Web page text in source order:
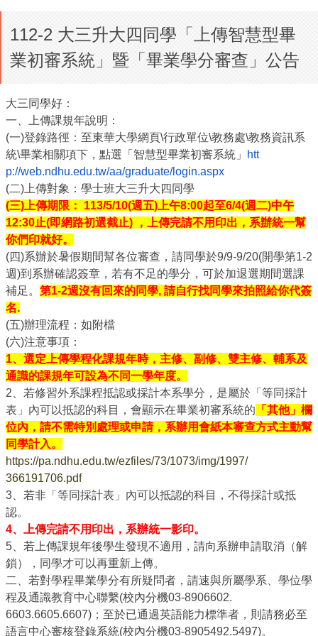
112-2 大三升大四同學「上傳智慧型畢
業初審系統」暨「畢業學分審查」公告
大三同學好：
一、上傳課規年說明 ：
(一)登錄路徑：至東華大學網頁\行政單位\教務處\教務資訊系
統\畢業相關項下，點選「智慧型畢業初審系統」
htt
p://web.ndhu.edu.tw/aa/graduate/login.aspx
(二) 上傳對象：學士班大三升大四同學
(三) 上傳期限： 113/5/10(週五)上午8:00起至6/4(週二)中午
12:30止(即網路初選截止) ，
上傳完請不用印出，系辦統一幫
你們印就好。
(四)系辦於暑假期間幫各位審查，請同學於9/9-9/20(開學第1-2
週)到系辦確認簽章，若有不足的學分， 可於加退選期間選課
補足。 第1-2週沒有回來的同學, 請自行找同學來拍照給你代簽
名.
(五)辦理流程：如附檔
(六)注意事項：
1、選定上傳學程化課規年時，主修、副修、雙主修、 輔系及
通識的課規年可設為不同一學年度。
2 、若修習外系課程抵認或採計本系學分，是屬於「等同採計
表」 內可以抵認的科目，會顯示在畢業初審系統的 「其他」欄
位內， 請不需特別處理或申請，系辦用會紙本審查方式主動幫
同學計入。
https://pa.ndhu.edu.tw/ezfiles/73/1073/img/1997/
366191706.pdf
3 、若非「等同採計表」內可以抵認的科目，不得採計或抵
認。
4、上傳完請不用印出，系辦統一影印。
5 、若上傳課規年後學生發現不適用，請向系辦申請取消（解
鎖）， 同學才可以再重新上傳。
二、若對學程畢業學分有所疑問者，請速與所屬學系、 學位學
程及通識教育中心聯繫(校內分機03-8906602.
6603.6605.6607) ；至於已通過英語能力標準者， 則請務必至
語言中心審核登錄系統(校內分機03-8905492.5497)。